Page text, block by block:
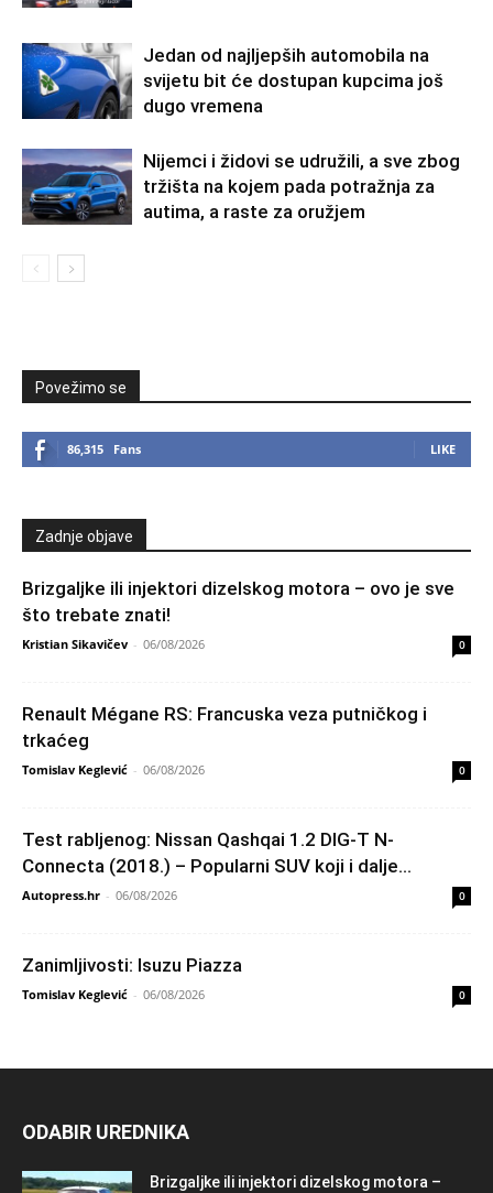
Jedan od najljepših automobila na
svijetu bit će dostupan kupcima još
dugo vremena
Nijemci i židovi se udružili, a sve zbog
tržišta na kojem pada potražnja za
autima, a raste za oružjem
Povežimo se
86,315 Fans LIKE
Zadnje objave
Brizgaljke ili injektori dizelskog motora – ovo je sve
što trebate znati!
Kristian Sikavičev - 06/08/2026 0
Renault Mégane RS: Francuska veza putničkog i
trkaćeg
Tomislav Keglević - 06/08/2026 0
Test rabljenog: Nissan Qashqai 1.2 DIG-T N-
Connecta (2018.) – Popularni SUV koji i dalje...
Autopress.hr - 06/08/2026 0
Zanimljivosti: Isuzu Piazza
Tomislav Keglević - 06/08/2026 0
ODABIR UREDNIKA
Brizgaljke ili injektori dizelskog motora –